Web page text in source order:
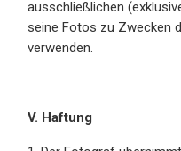
ausschließlichen
seine Fotos zu Zwecken
verwenden.
V. Haftung